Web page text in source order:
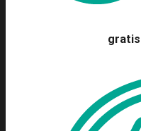
gratis